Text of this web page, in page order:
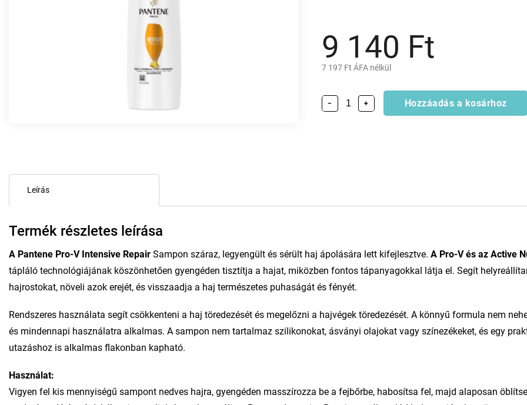
9 140 Ft
7 197 Ft ÁFA nélkül
+
− Hozzáadás a kosárhoz
Leírás
Termék részletes leírása
A Pantene Pro-V Intensive Repair Sampon száraz, legyengült és sérült haj ápolására lett kifejlesztve. A Pro-V és az Active
tápláló technológiájának köszönhetően gyengéden tisztítja a hajat, miközben fontos tápanyagokkal látja el. Segít
hajrostokat, növeli azok erejét, és visszaadja a haj természetes puhaságát és fényét.
Rendszeres használata segít csökkenteni a haj töredezését és megelőzni a hajvégek töredezését. A könnyű formula nem
és mindennapi használatra alkalmas. A sampon nem tartalmaz szilikonokat, ásványi olajokat vagy színezékeket, és egy
utazáshoz is alkalmas flakonban kapható.
Használat:
Vigyen fel kis mennyiségű sampont nedves hajra, gyengéden masszírozza be a fejbőrbe, habosítsa fel, majd alaposan